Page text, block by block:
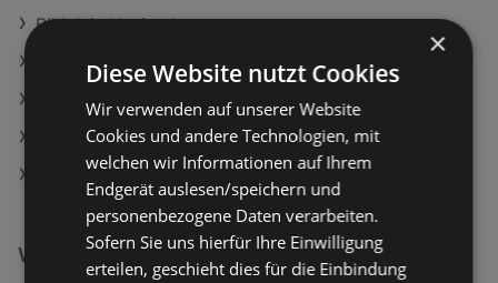
BILLA in Horitschon
BILLA in Gaweinstal
BILLA in Schönau an der Triesting
BILLA in Bruck-Waasen
BILLA in Langenwang
Weiterführende Links
×
Diese Website nutzt Cookies
Wir verwenden auf unserer Website
Cookies und andere Technologien, mit
welchen wir Informationen auf Ihrem
Endgerät auslesen/speichern und
personenbezogene Daten verarbeiten.
Sofern Sie uns hierfür Ihre Einwilligung
erteilen, geschieht dies für die Einbindung